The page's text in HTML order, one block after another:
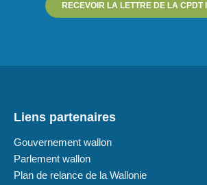
RECEVOIR LA LETTRE DE LA CPDT
Liens partenaires
Gouvernement wallon
Parlement wallon
Plan de relance de la Wallonie